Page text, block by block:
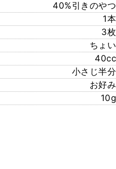
40%引きのやつ
1本
3枚
ちょい
40cc
小さじ半分
お好み
10g